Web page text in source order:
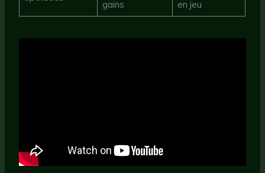
gains en jeu